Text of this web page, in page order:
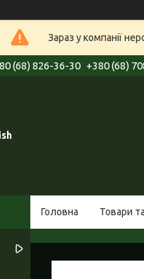
Зараз у компанії
(68) 826-36-30 +380 (68)
Головна Товари